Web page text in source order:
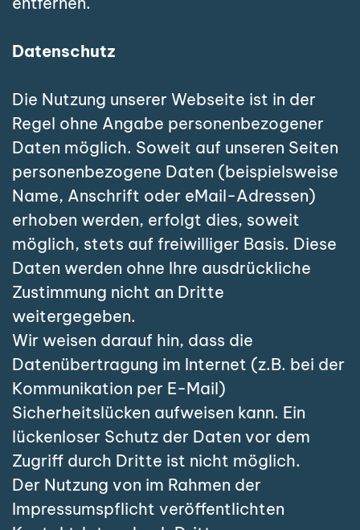
Datenschutz
Die Nutzung unserer Webseite ist in der
Regel ohne Angabe personenbezogener
Daten möglich. Soweit auf unseren Seiten
personenbezogene Daten (beispielsweise
Name, Anschrift oder eMail-Adressen)
erhoben werden, erfolgt dies, soweit
möglich, stets auf freiwilliger Basis. Diese
Daten werden ohne Ihre ausdrückliche
Zustimmung nicht an Dritte
weitergegeben.
Wir weisen darauf hin, dass die
Datenübertragung im Internet (z.B. bei der
Kommunikation per E-Mail)
Sicherheitslücken aufweisen kann. Ein
lückenloser Schutz der Daten vor dem
Zugriff durch Dritte ist nicht möglich.
Der Nutzung von im Rahmen der
Impressumspflicht veröffentlichten